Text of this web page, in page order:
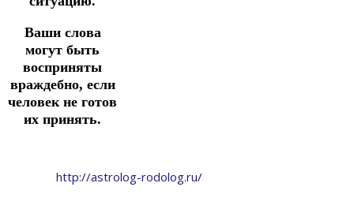
Ваши слова
могут быть
восприняты
враждебно, если
человек не готов
их принять.
http://astrolog-rodolog.ru/